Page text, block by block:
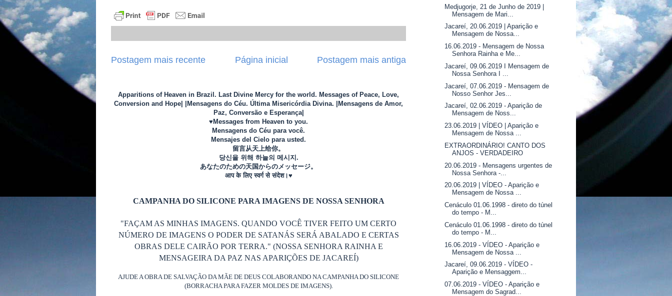
Postagem mais recente Postagem mais antiga
Página inicial
Apparitions of Heaven in Brazil. Last Divine Mercy for the world. Messages of Peace, Love,
Conversion and Hope| |Mensagens do Céu. Última Misericórdia Divina. |Mensagens de Amor,
Paz, Conversão e Esperança|
♥Messages from Heaven to you.
Mensagens do Céu para você.
Mensajes del Cielo para usted.
留言从天上给你。
당신을 위해 하늘의 메시지.
あなたのための天国からのメッセージ。
आप के लिए स्वर्ग से संदेश।♥
CAMPANHA DO SILICONE PARA IMAGENS DE NOSSA SENHORA
"FAÇAM AS MINHAS IMAGENS. QUANDO VOCÊ TIVER FEITO UM CERTO
NÚMERO DE IMAGENS O PODER DE SATANÁS SERÁ ABALADO E CERTAS
OBRAS DELE CAIRÃO POR TERRA." (NOSSA SENHORA RAINHA E
MENSAGEIRA DA PAZ NAS APARIÇÕES DE JACAREÍ)
AJUDE A OBRA DE SALVAÇÃO DA MÃE DE DEUS COLABORANDO NA CAMPANHA DO SILICONE
(BORRACHA PARA FAZER MOLDES DE IMAGENS).
Medjugorje, 21 de Junho de 2019 |
Mensagem de Mari...
Jacareí, 20.06.2019 | Aparição e
Mensagem de Nossa...
16.06.2019 - Mensagem de Nossa
Senhora Rainha e Me...
Jacareí, 09.06.2019 I Mensagem de
Nossa Senhora I ...
Jacareí, 07.06.2019 - Mensagem de
Nosso Senhor Jes...
Jacareí, 02.06.2019 - Aparição de
Mensagem de Noss...
23.06.2019 | VÍDEO | Aparição e
Mensagem de Nossa ...
EXTRAORDINÁRIO! CANTO DOS
ANJOS - VERDADEIRO
20.06.2019 - Mensagens urgentes de
Nossa Senhora -...
20.06.2019 | VÍDEO - Aparição e
Mensagem de Nossa ...
Cenáculo 01.06.1998 - direto do túnel
do tempo - M...
Cenáculo 01.06.1998 - direto do túnel
do tempo - M...
16.06.2019 - VÍDEO - Aparição e
Mensagem de Nossa ...
Jacareí, 09.06.2019 - VÍDEO -
Aparição e Mensaggem...
07.06.2019 - VÍDEO - Aparição e
Mensagem do Sagrad...